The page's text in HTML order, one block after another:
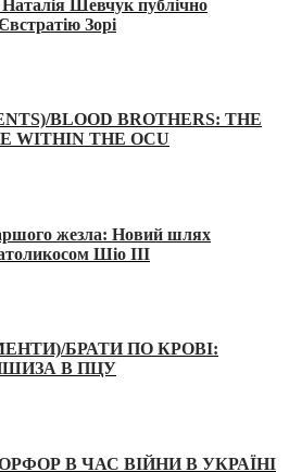
Шевчук публічно
Зорі
BLOOD BROTHERS: THE
WITHIN THE OCU
жезла: Новий шлях
Шіо III
БРАТИ ПО КРОВІ:
В ПЦУ
В ЧАС ВІЙНИ В УКРАЇНІ